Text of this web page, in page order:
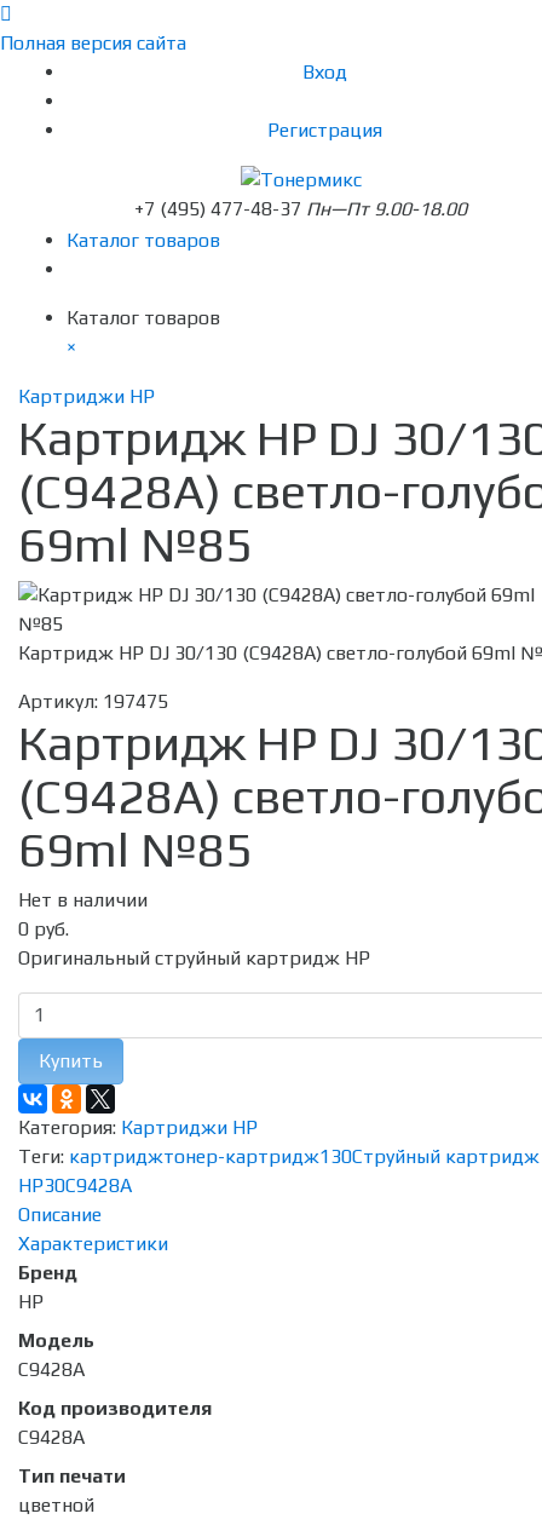
Полная версия сайта
Вход
Регистрация
+7 (495) 477-48-37 Пн—Пт 9.00-18.00
Каталог товаров
Каталог товаров
×
Картриджи HP
Картридж HP DJ 30/
(C9428A) светло-
69ml №85
Картридж HP DJ 30/130 (C9428A) светло-голубой 69ml
Артикул: 197475
Картридж HP DJ 30/
(C9428A) светло-
69ml №85
Нет в наличии
0 руб.
Оригинальный струйный картридж HP
Купить
Категория: Картриджи HP
Теги: картриджтонер-картридж130Струйный картридж
HP30C9428A
Описание
Характеристики
Бренд
HP
Модель
C9428A
Код производителя
C9428A
Тип печати
цветной